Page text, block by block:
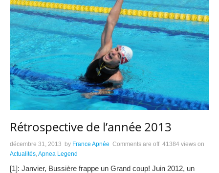
Rétrospective de l’année 2013
décembre 31, 2013 by France Apnée Comments are off 41384 views on
Actualités,Apnea Legend
[1]: Janvier, Bussière frappe un Grand coup! Juin 2012, un